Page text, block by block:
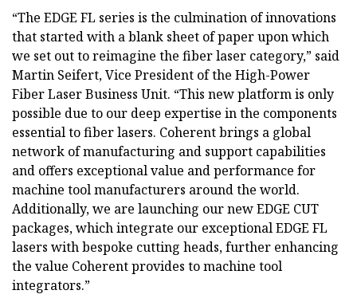
“The EDGE FL series is the culmination of innovations
that started with a blank sheet of paper upon which
we set out to reimagine the fiber laser category,” said
Martin Seifert, Vice President of the High-Power
Fiber Laser Business Unit. “This new platform is only
possible due to our deep expertise in the components
essential to fiber lasers. Coherent brings a global
network of manufacturing and support capabilities
and offers exceptional value and performance for
machine tool manufacturers around the world.
Additionally, we are launching our new EDGE CUT
packages, which integrate our exceptional EDGE FL
lasers with bespoke cutting heads, further enhancing
the value Coherent provides to machine tool
integrators.”